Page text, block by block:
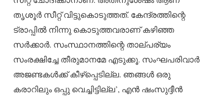
തൃശൂര്‍ സീറ്റ് വിട്ടുകൊടുത്തത്. കേന്ദ്രത്തിന്റെ
ട്രാപ്പില്‍ നിന്നു കൊടുത്തവരാണ് കഴിഞ്ഞ
സര്‍ക്കാര്‍. സംസ്ഥാനത്തിന്റെ താല്പര്യം
സംരക്ഷിച്ചേ തീരുമാനമേ എടുക്കൂ. സംഘപരിവാര്‍
അജണ്ടകള്‍ക്ക് കീഴ്‌പ്പെടില്ല. ഞങ്ങള്‍ ഒരു
കരാറിലും ഒപ്പു വെച്ചിട്ടില്ല’, എന്‍ ഷംസുദ്ദീന്‍